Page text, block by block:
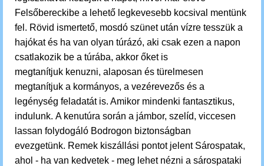
Felsőbereckibe a lehető legkevesebb kocsival mentünk
fel. Rövid ismertető, mosdó szünet után vízre tesszük a
hajókat és ha van olyan túrázó, aki csak ezen a napon
csatlakozik be a túrába, akkor őket is
megtanítjuk kenuzni, alaposan és türelmesen
megtanítjuk a kormányos, a vezérevezős és a
legénység feladatát is. Amikor mindenki fantasztikus,
indulunk. A kenutúra során a jámbor, szelíd, viccesen
lassan folydogáló Bodrogon biztonságban
evezgetünk. Remek kiszállási pontot jelent Sárospatak,
ahol - ha van kedvetek - meg lehet nézni a sárospataki